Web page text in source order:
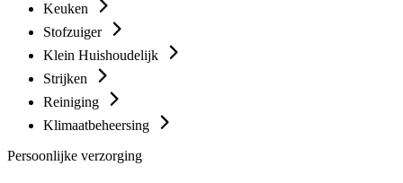
Keuken
Stofzuiger
Klein Huishoudelijk
Strijken
Reiniging
Klimaatbeheersing
Persoonlijke verzorging